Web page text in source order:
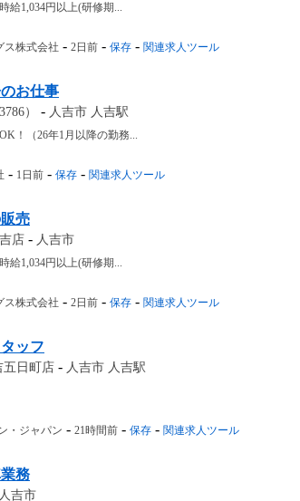
給1,034円以上(研修期...
ス株式会社 - 2日前 - 保存 - 関連求人ツール
お仕事
） - 人吉市 人吉駅
！（26年1月以降の勤務...
- 1日前 - 保存 - 関連求人ツール
売
店 - 人吉市
給1,034円以上(研修期...
ス株式会社 - 2日前 - 保存 - 関連求人ツール
ッフ
五日町店 - 人吉市 人吉駅
・ジャパン - 21時間前 - 保存 - 関連求人ツール
務
人吉市